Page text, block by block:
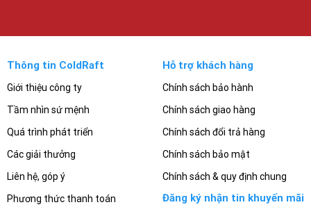
Thông tin ColdRaft
Giới thiệu công ty
Tầm nhìn sứ mệnh
Quá trình phát triển
Các giải thưởng
Liên hệ, góp ý
Phương thức thanh toán
Hỗ trợ khách hàng
Chính sách bảo hành
Chính sách giao hàng
Chính sách đổi trả hàng
Chính sách bảo mật
Chính sách & quy định chung
Đăng ký nhận tin khuyến mãi